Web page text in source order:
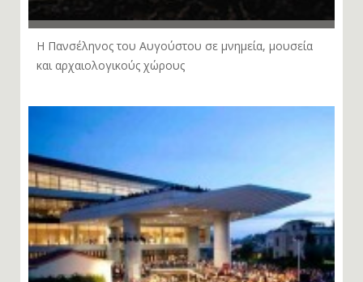
Η Πανσέληνος του Αυγούστου σε μνημεία, μουσεία
και αρχαιολογικούς χώρους